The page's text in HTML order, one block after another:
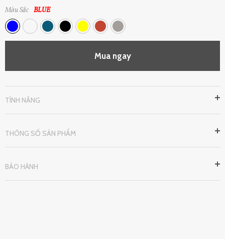
Màu Sắc BLUE
Mua ngay
TÍNH NĂNG
THÔNG SỐ SẢN PHẨM
BẢO HÀNH